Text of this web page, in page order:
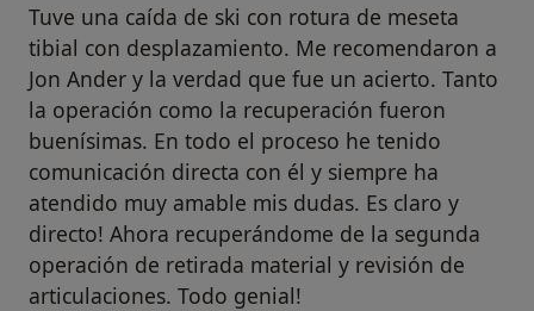
Tuve una caída de ski con rotura de meseta
tibial con desplazamiento. Me recomendaron a
Jon Ander y la verdad que fue un acierto. Tanto
la operación como la recuperación fueron
buenísimas. En todo el proceso he tenido
comunicación directa con él y siempre ha
atendido muy amable mis dudas. Es claro y
directo! Ahora recuperándome de la segunda
operación de retirada material y revisión de
articulaciones. Todo genial!